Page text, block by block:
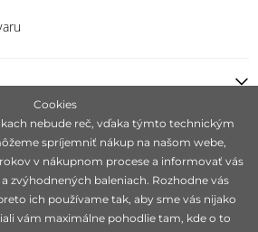
Cookies
nebude reč, vďaka týmto technickým
spríjemniť nákup na našom webe,
v nákupnom procese a informovať vás
zvýhodnených baleniach. Rozhodne vás
ich používame tak, aby sme vás nijako
vám maximálne pohodlie tam, kde o to